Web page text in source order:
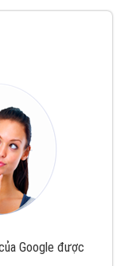
Google được